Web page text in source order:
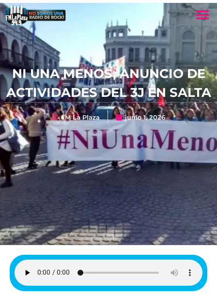
NI UNA MENOS, ANUNCIO DE
ACTIVIDADES DEL 3J EN SALTA
FM La Plaza junio 1, 2026